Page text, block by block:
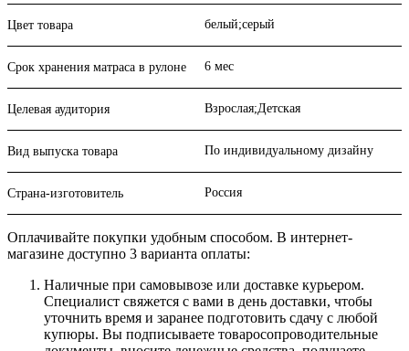
Цвет товара белый;серый
Срок хранения матраса в рулоне 6 мес
Целевая аудитория Взрослая;Детская
Вид выпуска товара По индивидуальному дизайну
Страна-изготовитель Россия
Оплачивайте покупки удобным способом. В интернет-
магазине доступно 3 варианта оплаты:
Наличные при самовывозе или доставке курьером.
Специалист свяжется с вами в день доставки, чтобы
уточнить время и заранее подготовить сдачу с любой
купюры. Вы подписываете товаросопроводительные